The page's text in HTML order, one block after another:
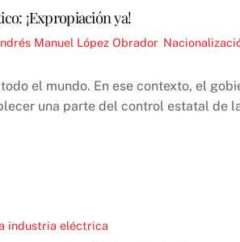
¡Expropiación ya!
Manuel López Obrador,
el mundo. En ese contexto, el
una parte del control estatal de
industria eléctrica